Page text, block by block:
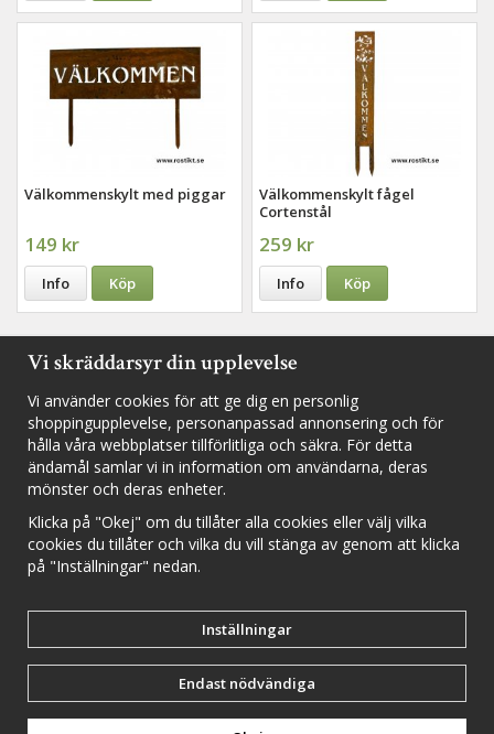
Välkommenskylt med piggar
149 kr
Info Köp
Välkommenskylt fågel
Cortenstål
259 kr
Info Köp
Följ oss i sociala medier för nyheter, utlottningar och inspiration
Fyll i din e-postadress för att inte missa några nyheter och
erbjudanden.
Vi skräddarsyr din upplevelse
Vi använder cookies för att ge dig en personlig
shoppingupplevelse, personanpassad annonsering och för
hålla våra webbplatser tillförlitliga och säkra. För detta
ändamål samlar vi in information om användarna, deras
mönster och deras enheter.
Klicka på "Okej" om du tillåter alla cookies eller välj vilka
cookies du tillåter och vilka du vill stänga av genom att klicka
på "Inställningar" nedan.
Inställningar
Endast nödvändiga